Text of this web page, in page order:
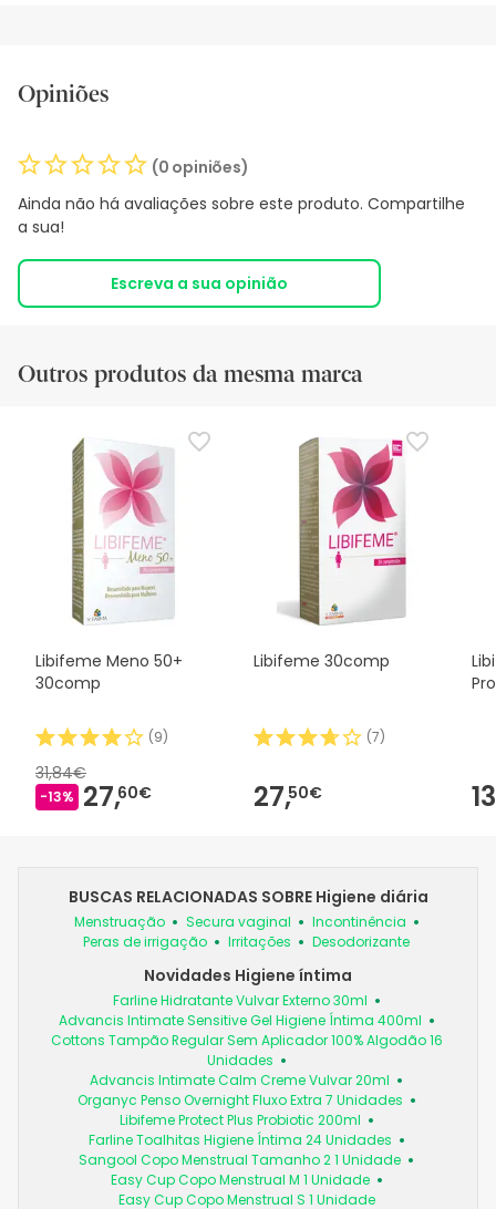
Opiniões
(0 opiniões)
Ainda não há avaliações sobre este produto. Compartilhe
a sua!
Escreva a sua opinião
Outros produtos da mesma marca
Libifeme Meno 50+
30comp
(9)
31,84€
-13% 27,60€
Libifeme 30comp
(7)
27,50€
BUSCAS RELACIONADAS SOBRE Higiene diária
Menstruação Secura vaginal
Incontinência
Peras de irrigação
Irritações Desodorizante
Novidades Higiene íntima
Farline Hidratante Vulvar Externo 30ml
Advancis Intimate Sensitive Gel Higiene Íntima 400ml
Cottons Tampão Regular Sem Aplicador 100% Algodão 16
Unidades
Advancis Intimate Calm Creme Vulvar 20ml
Organyc Penso Overnight Fluxo Extra 7 Unidades
Libifeme Protect Plus Probiotic 200ml
Farline Toalhitas Higiene Íntima 24 Unidades
Sangool Copo Menstrual Tamanho 2 1 Unidade
Easy Cup Copo Menstrual M 1 Unidade
Easy Cup Copo Menstrual S 1 Unidade